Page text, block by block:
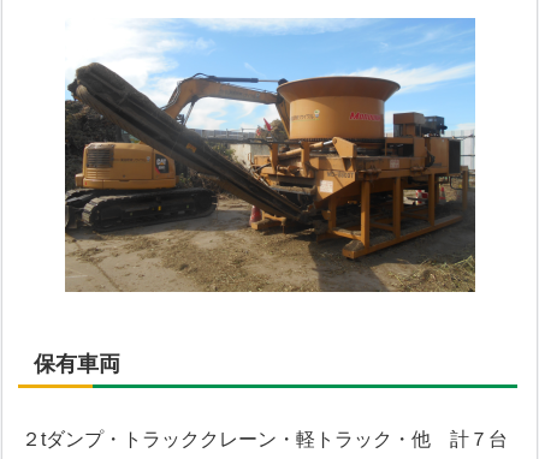
保有車両
２tダンプ・トラッククレーン・軽トラック・他 計７台